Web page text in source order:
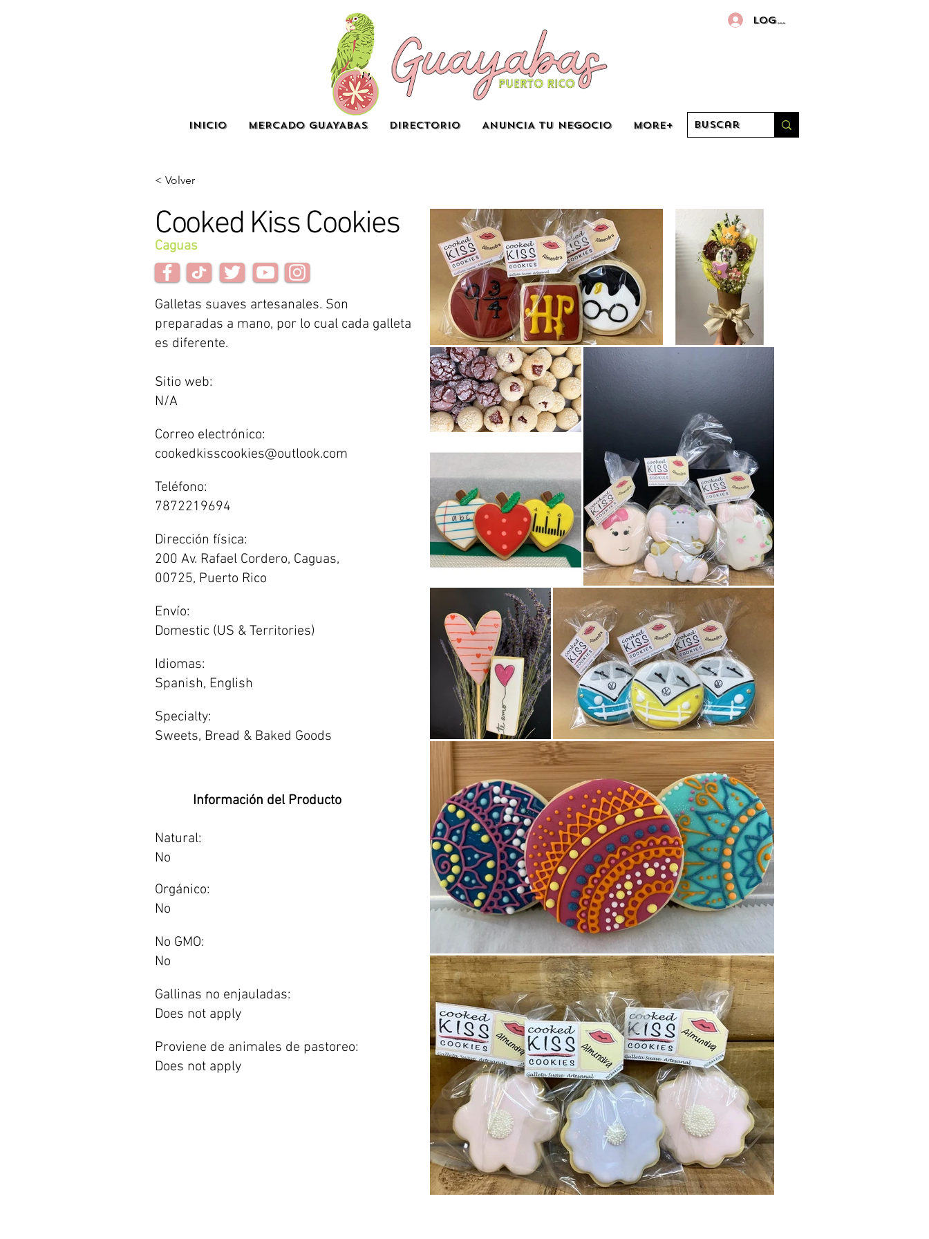
INICIO MERCADO GUAYABAS DIRECTORIO ANUNCIA TU NEGOCIO More+
Log in
< Volver
Cooked Kiss Cookies
Caguas
Galletas suaves artesanales. Son
preparadas a mano, por lo cual cada galleta
es diferente.
Sitio web:
N/A
Correo electrónico:
cookedkisscookies@outlook.com
Teléfono:
7872219694
Dirección física:
200 Av. Rafael Cordero, Caguas,
00725, Puerto Rico
Envío:
Domestic (US & Territories)
Idiomas:
Spanish, English
Specialty:
Sweets, Bread & Baked Goods
Información del Producto
Natural:
No
Orgánico:
No
No GMO:
No
Gallinas no enjauladas:
Does not apply
Proviene de animales de pastoreo:
Does not apply